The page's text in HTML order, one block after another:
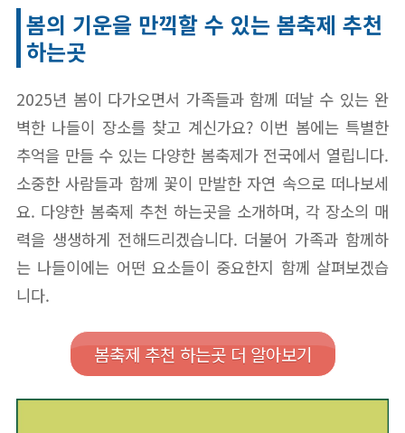
봄의 기운을 만끽할 수 있는 봄축제 추천
하는곳
2025년 봄이 다가오면서 가족들과 함께 떠날 수 있는 완
벽한 나들이 장소를 찾고 계신가요? 이번 봄에는 특별한
추억을 만들 수 있는 다양한 봄축제가 전국에서 열립니다.
소중한 사람들과 함께 꽃이 만발한 자연 속으로 떠나보세
요. 다양한 봄축제 추천 하는곳을 소개하며, 각 장소의 매
력을 생생하게 전해드리겠습니다. 더불어 가족과 함께하
는 나들이에는 어떤 요소들이 중요한지 함께 살펴보겠습
니다.
봄축제 추천 하는곳 더 알아보기